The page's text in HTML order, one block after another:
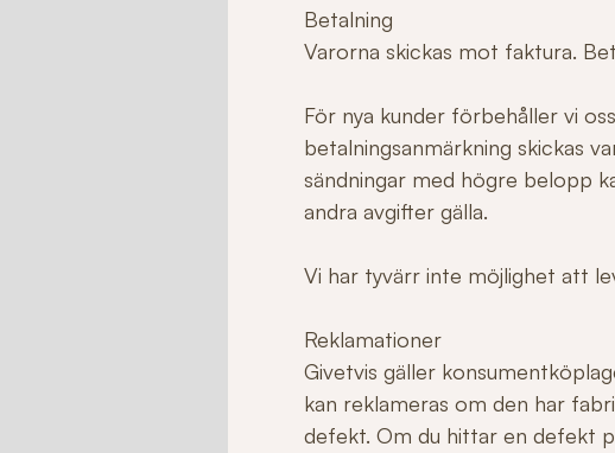
Betalning
Varorna skickas mot faktura.
För nya kunder förbehåller vi
betalningsanmärkning skickas
sändningar med högre belopp
andra avgifter gälla.
Vi har tyvärr inte möjlighet att
Reklamationer
Givetvis gäller
kan reklameras om den har
defekt. Om du hittar en defekt